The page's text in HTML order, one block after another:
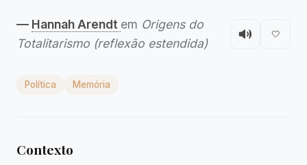
— Hannah Arendt em Origens do
Totalitarismo (reflexão estendida)
🤍
Política Memória
Contexto